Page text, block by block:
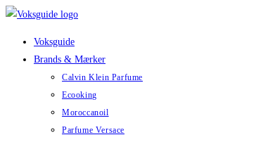
Skip
Voksguide
Brands & Mærker
Calvin Klein Parfume
Ecooking
Moroccanoil
Parfume Versace